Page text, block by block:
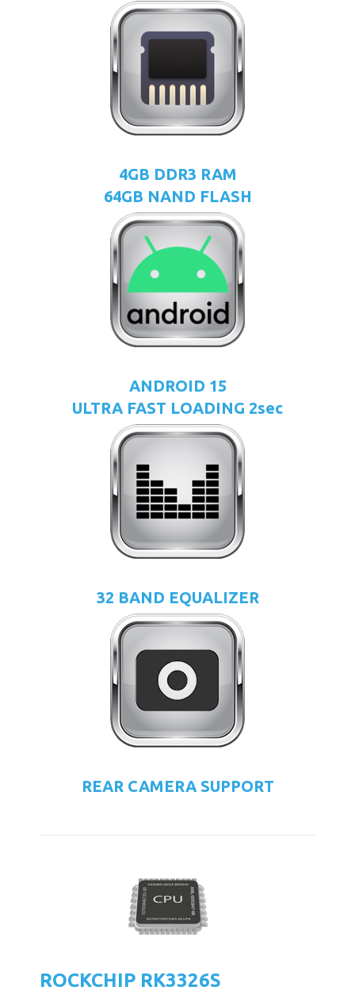
4GB DDR3 RAM
64GB NAND FLASH
ANDROID 15
ULTRA FAST LOADING 2sec
32 BAND EQUALIZER
REAR CAMERA SUPPORT
ROCKCHIP RK3326S